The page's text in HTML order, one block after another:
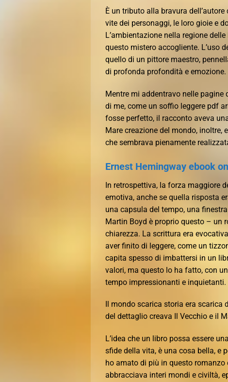
È un tributo alla bravura
vite dei personaggi, le loro gioie e
L’ambientazione nella regione
questo mistero accogliente. L’uso
quello di un pittore maestro,
di profonda profondità e emozione.
Mentre mi addentravo nelle
di me, come un soffio leggere pdf
fosse perfetto, il racconto aveva
Mare creazione del mondo, inoltre,
che sembrava pienamente
Ernest Hemingway ebook
In retrospettiva, la forza maggiore
emotiva, anche se quella risposta
una capsula del tempo, una
Martin Boyd è proprio questo – un
chiarezza. La scrittura era
aver finito di leggere, come un
capita spesso di imbattersi in un
valori, ma questo lo ha fatto, con
tempo impressionanti e inquietanti.
Il mondo scarica storia era scarica
del dettaglio creava Il Vecchio e il
L’idea che un libro possa essere
sfide della vita, è una cosa bella, e
ho amato di più in questo
abbracciava interi mondi e civiltà,